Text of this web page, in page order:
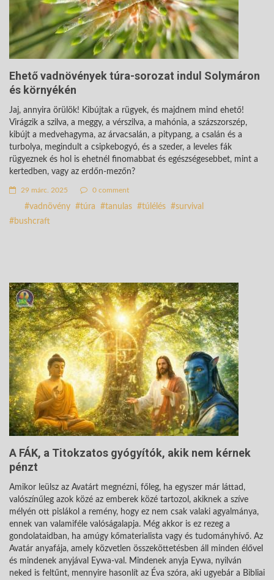
Ehető vadnövények túra-sorozat indul Solymáron
és környékén
Jaj, annyira örülök! Kibújtak a rügyek, és majdnem mind ehető!
Virágzik a szilva, a meggy, a vérszilva, a mahónia, a százszorszép,
kibújt a medvehagyma, az árvacsalán, a pitypang, a csalán és a
turbolya, megindult a csipkebogyó, és a szeder, a leveles fák
rügyeznek és hol is ehetnél finomabbat és egészségesebbet, mint a
kertedben, vagy az erdőn-mezőn?
29 márc. 2025 0 comment
vadnövény túra tanulas túlélés
survival
bushcraft
A FÁK, a Titokzatos gyógyítók, akik nem kérnek
pénzt
Amikor leülsz az Avatárt megnézni, főleg, ha egyszer már láttad,
valószínűleg azok közé az emberek közé tartozol, akiknek a szíve
mélyén ott pislákol a remény, hogy ez nem csak valaki agyalmánya,
ennek van valamiféle valóságalapja. Még akkor is ez rezeg a
gondolataidban, ha amúgy kőmaterialista vagy és tudományhívő. Az
Avatár anyafája, amely közvetlen összeköttetésben áll minden élővel
és mindenek anyjával Eywa-val. Mindenek anyja Eywa, nyilván
neked is feltűnt, mennyire hasonlít az Éva szóra, aki ugyebár a Bibliai